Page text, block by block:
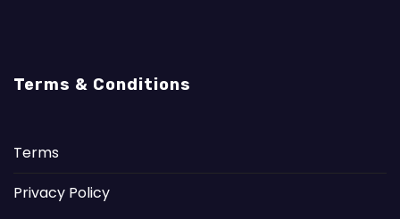
Terms & Conditions
Terms
Privacy Policy